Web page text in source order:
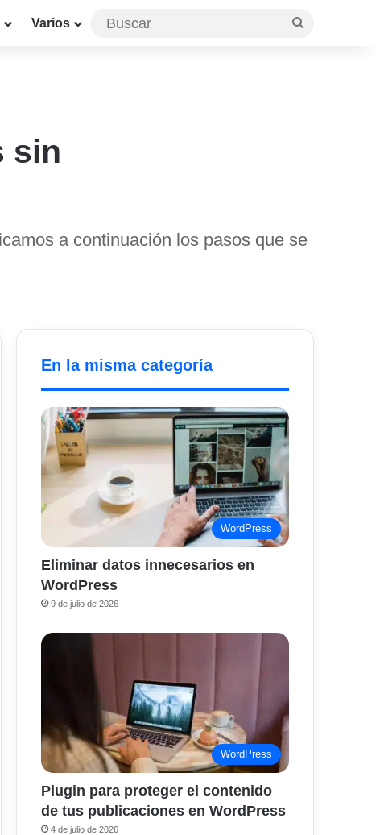
Varios
sin
a continuación los pasos que se
En la misma categoría
WordPress
Eliminar datos innecesarios en
WordPress
9 de julio de 2026
WordPress
Plugin para proteger el contenido
de tus publicaciones en WordPress
4 de julio de 2026